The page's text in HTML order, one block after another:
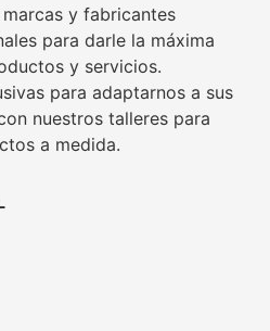
y fabricantes
para darle la máxima
y servicios.
para adaptarnos a sus
nuestros talleres para
a medida.